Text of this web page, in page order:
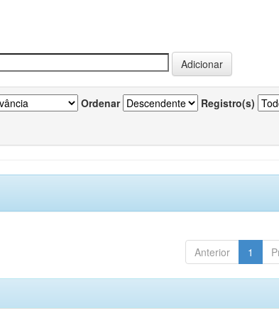
Ordenar Registro(s)
Anterior 1